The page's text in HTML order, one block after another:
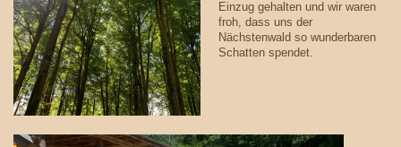
Einzug gehalten und wir waren
froh, dass uns der
Nächstenwald so wunderbaren
Schatten spendet.